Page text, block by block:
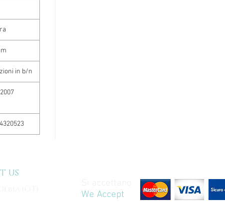
in b/n
us
We Accept